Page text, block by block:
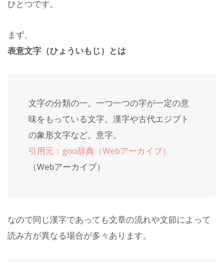
ひとつです。
まず、
表意文字（ひょういもじ）とは
文字の分類の一。一つ一つの字が一定の意
味をもっている文字。漢字や古代エジプト
の象形文字など。意字。
引用元：goo辞典（Webアーカイブ）
（Webアーカイブ）
なので同じ漢字であっても文章の流れや文節によって
読み方が異なる場合が多々あります。